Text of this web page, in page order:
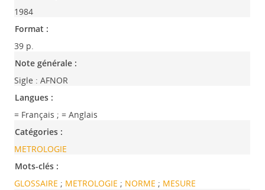
1984
Format :
39 p.
Note générale :
Sigle : AFNOR
Langues :
= Français ;= Anglais
Catégories :
METROLOGIE
Mots-clés :
GLOSSAIRE ; METROLOGIE ; NORME ; MESURE